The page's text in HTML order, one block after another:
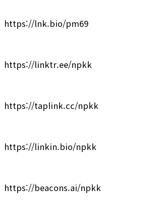
https://lnk.bio/pm69
https://linktr.ee/npkk
https://taplink.cc/npkk
https://linkin.bio/npkk
https://beacons.ai/npkk